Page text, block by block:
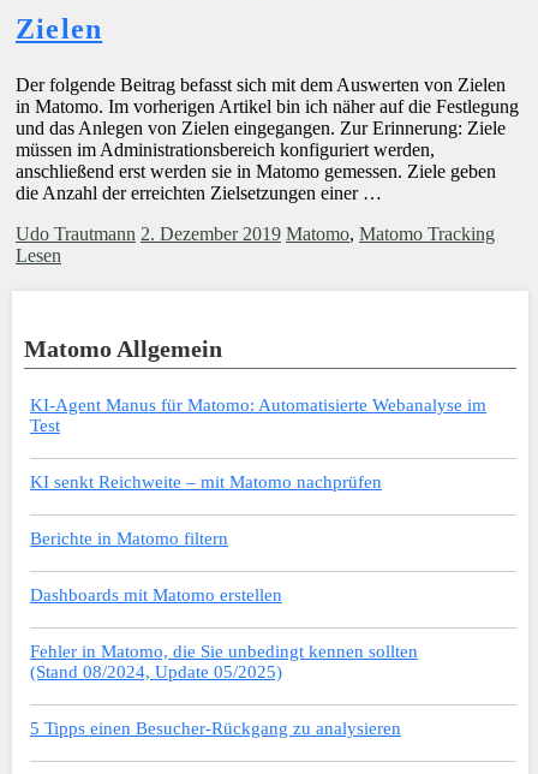
Zielen
Der folgende Beitrag befasst sich mit dem Auswerten von Zielen
in Matomo. Im vorherigen Artikel bin ich näher auf die Festlegung
und das Anlegen von Zielen eingegangen. Zur Erinnerung: Ziele
müssen im Administrationsbereich konfiguriert werden,
anschließend erst werden sie in Matomo gemessen. Ziele geben
die Anzahl der erreichten Zielsetzungen einer …
Udo Trautmann 2. Dezember 2019 Matomo, Matomo Tracking
Lesen
Matomo Allgemein
KI-Agent Manus für Matomo: Automatisierte Webanalyse im
Test
KI senkt Reichweite – mit Matomo nachprüfen
Berichte in Matomo filtern
Dashboards mit Matomo erstellen
Fehler in Matomo, die Sie unbedingt kennen sollten
(Stand 08/2024, Update 05/2025)
5 Tipps einen Besucher-Rückgang zu analysieren